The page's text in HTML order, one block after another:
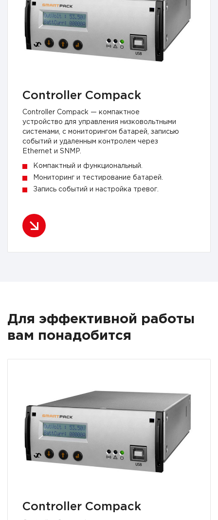
Controller Compack
Controller Compack — компактное
устройство для управления низковольтными
системами, с мониторингом батарей, записью
событий и удаленным контролем через
Ethernet и SNMP.
Компактный и функциональный.
Мониторинг и тестирование батарей.
Запись событий и настройка тревог.
Для эффективной работы
вам понадобится
Controller Compack